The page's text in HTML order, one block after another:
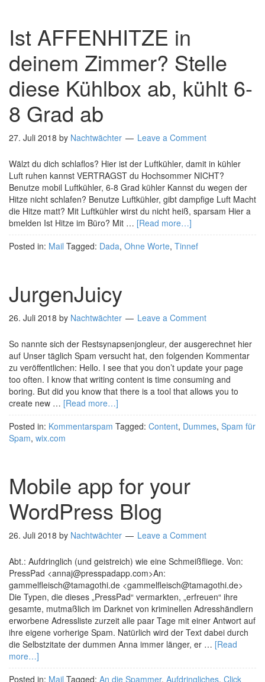
Ist AFFENHITZE in
deinem Zimmer? Stelle
diese Kühlbox ab, kühlt 6-
8 Grad ab
27. Juli 2018 by Nachtwächter Leave a Comment
Wälzt du dich schlaflos? Hier ist der Luftkühler, damit in kühler
Luft ruhen kannst VERTRAGST du Hochsommer NICHT?
Benutze mobil Luftkühler, 6-8 Grad kühler Kannst du wegen der
Hitze nicht schlafen? Benutze Luftkühler, gibt dampfige Luft Macht
die Hitze matt? Mit Luftkühler wirst du nicht heiß, sparsam Hier a
bmelden Ist Hitze im Büro? Mit … [Read more…]
Posted in: Mail Tagged: Dada, Ohne Worte, Tinnef
JurgenJuicy
26. Juli 2018 by Nachtwächter Leave a Comment
So nannte sich der Restsynapsenjongleur, der ausgerechnet hier
auf Unser täglich Spam versucht hat, den folgenden Kommentar
zu veröffentlichen: Hello. I see that you don’t update your page
too often. I know that writing content is time consuming and
boring. But did you know that there is a tool that allows you to
create new … [Read more…]
Posted in: Kommentarspam Tagged: Content, Dummes, Spam für
Spam, wix.com
Mobile app for your
WordPress Blog
26. Juli 2018 by Nachtwächter Leave a Comment
Abt.: Aufdringlich (und geistreich) wie eine Schmeißfliege. Von:
PressPad <annaj@presspadapp.com>An:
gammelfleisch@tamagothi.de <gammelfleisch@tamagothi.de>
Die Typen, die dieses „PressPad“ vermarkten, „erfreuen“ ihre
gesamte, mutmaßlich im Darknet von kriminellen Adresshändlern
erworbene Adressliste zurzeit alle paar Tage mit einer Antwort auf
ihre eigene vorherige Spam. Natürlich wird der Text dabei durch
die Selbstzitate der dummen Anna immer länger, er … [Read
more…]
Posted in: Mail Tagged: An die Spammer, Aufdringliches, Click